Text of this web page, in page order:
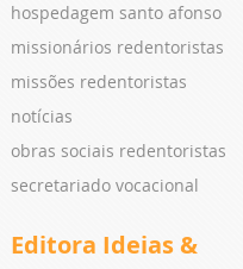
hospedagem santo afonso
missionários redentoristas
missões redentoristas
notícias
obras sociais redentoristas
secretariado vocacional
Editora Ideias &